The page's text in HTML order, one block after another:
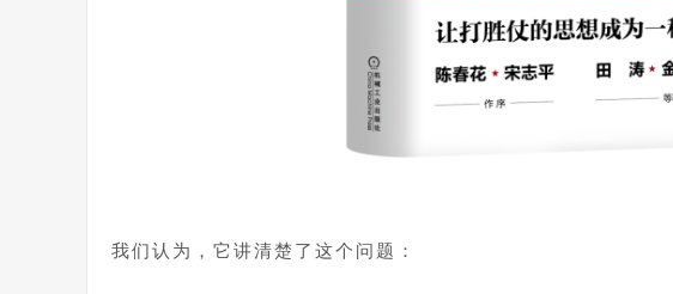
我们认为，它讲清楚了这个问题：